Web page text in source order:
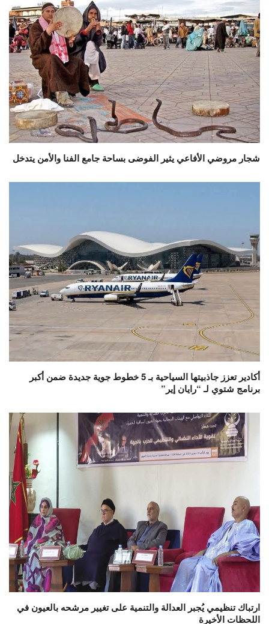
شجار مروضي الأفاعي يثير الفوضى بساحة جامع الفنا والأمن يتدخل
أكادير تعزز جاذبيتها السياحية بـ 5 خطوط جوية جديدة ضمن أكبر
برنامج شتوي لـ “رايان إير”
ارتباك تنظيمي يُجبر العدالة والتنمية على تغيير مرشحه بالعيون في
اللحظات الأخيرة